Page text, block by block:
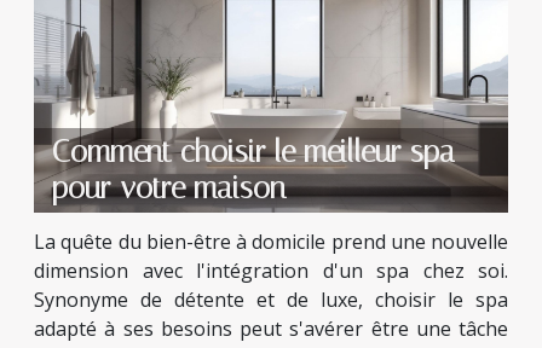
Comment choisir le meilleur spa
pour votre maison
La quête du bien-être à domicile prend une nouvelle
dimension avec l'intégration d'un spa chez soi.
Synonyme de détente et de luxe, choisir le spa
adapté à ses besoins peut s'avérer être une tâche